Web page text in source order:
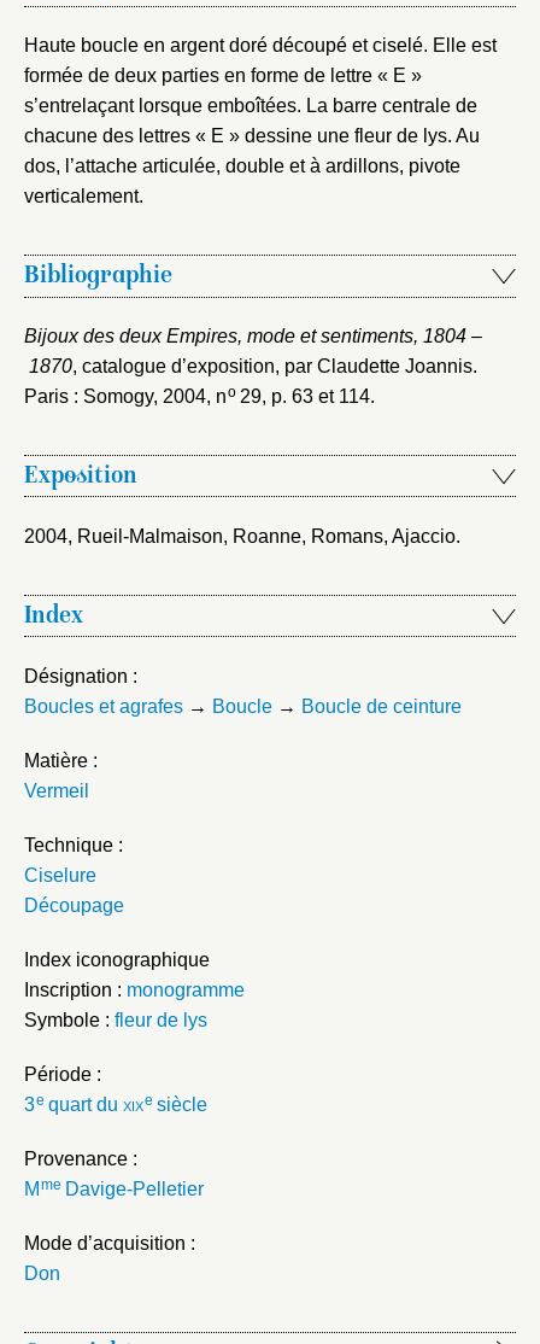
Haute boucle en argent doré découpé et ciselé. Elle est
formée de deux parties en forme de lettre « E »
s’entrelaçant lorsque emboîtées. La barre centrale de
chacune des lettres « E » dessine une fleur de lys. Au
dos, l’attache articulée, double et à ardillons, pivote
verticalement.
Bibliographie
Bijoux des deux Empires, mode et sentiments, 1804 –
1870, catalogue d’exposition, par Claudette Joannis.
Paris : Somogy, 2004, no29, p. 63 et 114.
Exposition
2004, Rueil-Malmaison, Roanne, Romans, Ajaccio.
Index
Désignation :
Boucles et agrafes → Boucle → Boucle de ceinture
Matière :
Vermeil
Technique :
Ciselure
Découpage
Index iconographique
Inscription : monogramme
Symbole : fleur de lys
Période :
3e quart du xixe siècle
Provenance :
M me Davige-Pelletier
Mode d’acquisition :
Don